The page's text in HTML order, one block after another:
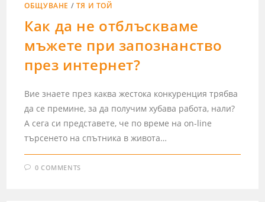
ОБЩУВАНЕ / ТЯ И ТОЙ
Как да не отблъскваме
мъжете при запознанство
през интернет?
Вие знаете през каква жестока конкуренция трябва
да се премине, за да получим хубава работа, нали?
А сега си представете, че по време на on-line
търсенето на спътника в живота…
0 COMMENTS